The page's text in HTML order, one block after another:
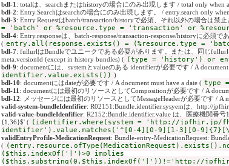
bdl-1 : totalは、searchまたはhistoryの場合にのみ出現します / total only when
bdl-2: Entry.Searchはsearchの場合にのみ出現します。 / entry.search only
bdl-3: Entry.Requestはbatch/transaction/historyで必須、それ以外の場合は禁
= 'batch' or %resource.type = 'transaction' or
bdl-4: Entry.responseは、batch-response/transaction-response/historyに必須
( entry.all(response.exists() = (%resource.type =
bdl-7: fullurlはBundleでユニークである必要があります。または、同じfullurl
meta.versionId (except in history bundles) ( (type = 'history') or
bdl-9: documentには、systemとvalueのある identifierが必要です / A
identifier.value.exists()) )
bdl-10: documentにはdateが必要です / A document must have a date ( type
bdl-11 : documentには最初のリソースとしてCompositionが必要です / A
bdl-12: メッセージには最初のリソースとしてMessageHeaderが必要です / A
valid-system-bundleIdenfifier: R02151:Bundle.identifier.sysyemは、http://
valid-value-bundleIdenfifier: R2152:Bundle.identifier.value は、医療機関番
{1,36}$' ( (identifier.where(system = 'http://jpfhir.jp/
identifier').value.matches('^[0-4][0-9][1-3][0-
validEntryProfile-MedicationRequest: Bundle-entry-MedicationRequest:
(
($this.indexOf('|')>0 implies
($this.substring(0,$this.indexOf('|'))!='http://